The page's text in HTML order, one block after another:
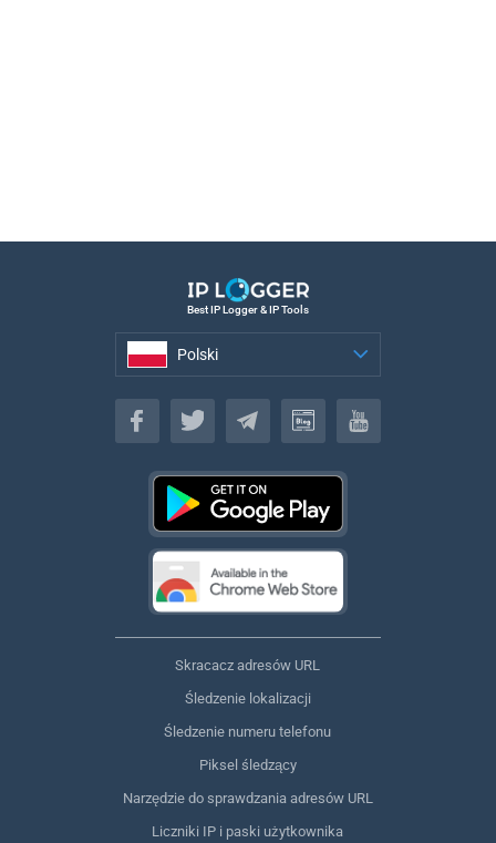
Best IP Logger & IP Tools
Polski
Polski
Skracacz adresów URL
Śledzenie lokalizacji
Śledzenie numeru telefonu
Piksel śledzący
Narzędzie do sprawdzania adresów URL
Liczniki IP i paski użytkownika